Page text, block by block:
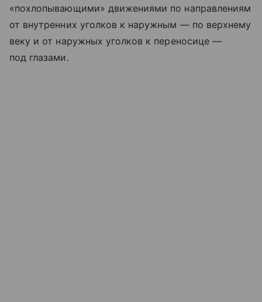
«похлопывающими» движениями по направлениям
от внутренних уголков к наружным — по верхнему
веку и от наружных уголков к переносице —
под глазами.